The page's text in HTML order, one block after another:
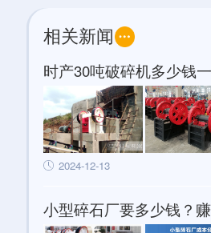
相关新闻
时产30吨破碎机多少钱
2024-12-13
小型碎石厂要多少钱？